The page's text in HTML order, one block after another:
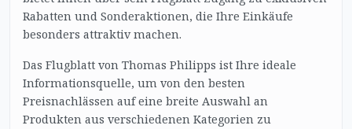
Rabatten und Sonderaktionen, die Ihre Einkäufe
besonders attraktiv machen.
Das Flugblatt von Thomas Philipps ist Ihre ideale
Informationsquelle, um von den besten
Preisnachlässen auf eine breite Auswahl an
Produkten aus verschiedenen Kategorien zu